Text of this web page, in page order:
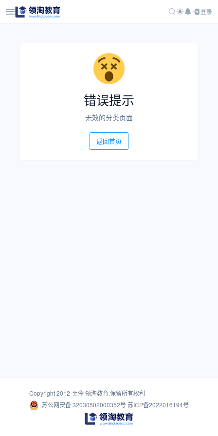
登录
错误提示
无效的分类页面
返回首页
Copyright 2012-至今领淘教育.保留所有权利
苏公网安备 32030502000352号 苏ICP备2022016194号